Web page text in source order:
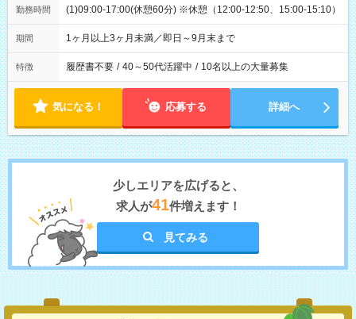
勤務時間 (1)09:00-17:00(休憩60分) ※休憩（12:00-12:50、15:00-15:10）
期間 1ヶ月以上3ヶ月未満／即日～9月末まで
特徴 履歴書不要 / 40～50代活躍中 / 10名以上の大量募集
気になる！ 応募する 詳細へ
少しエリアを広げると、
求人が41件増えます！
見てみる